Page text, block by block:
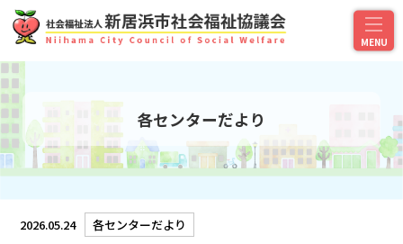
各センターだより
2026.05.24 各センターだより